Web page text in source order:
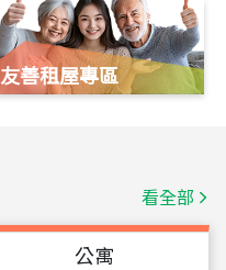
友善租屋專區
看全部
公寓